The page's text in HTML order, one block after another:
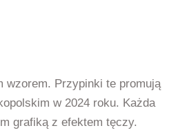
wzorem. Przypinki te promują
w 2024 roku. Każda
grafiką z efektem tęczy.